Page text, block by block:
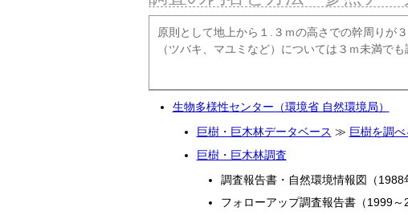
原則として地上から１.３ｍの高さでの幹周りが
（ツバキ、マユミなど）については３ｍ未満でも
生物多様性センター（環境省 自然環境局）
巨樹・巨木林データベース ≫ 巨樹を調べ
巨樹・巨木林調査
調査報告書・自然環境情報図（1988
フォローアップ調査報告書（1999～